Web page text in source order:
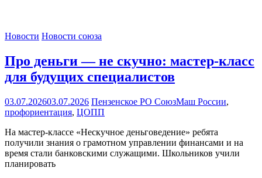
Новости Новости союза
Про деньги — не скучно: мастер-класс
для будущих специалистов
03.07.202603.07.2026 Пензенское РО СоюзМаш России,
профориентация, ЦОПП
На мастер-классе «Нескучное деньговедение» ребята
получили знания о грамотном управлении финансами и на
время стали банковскими служащими. Школьников учили
планировать